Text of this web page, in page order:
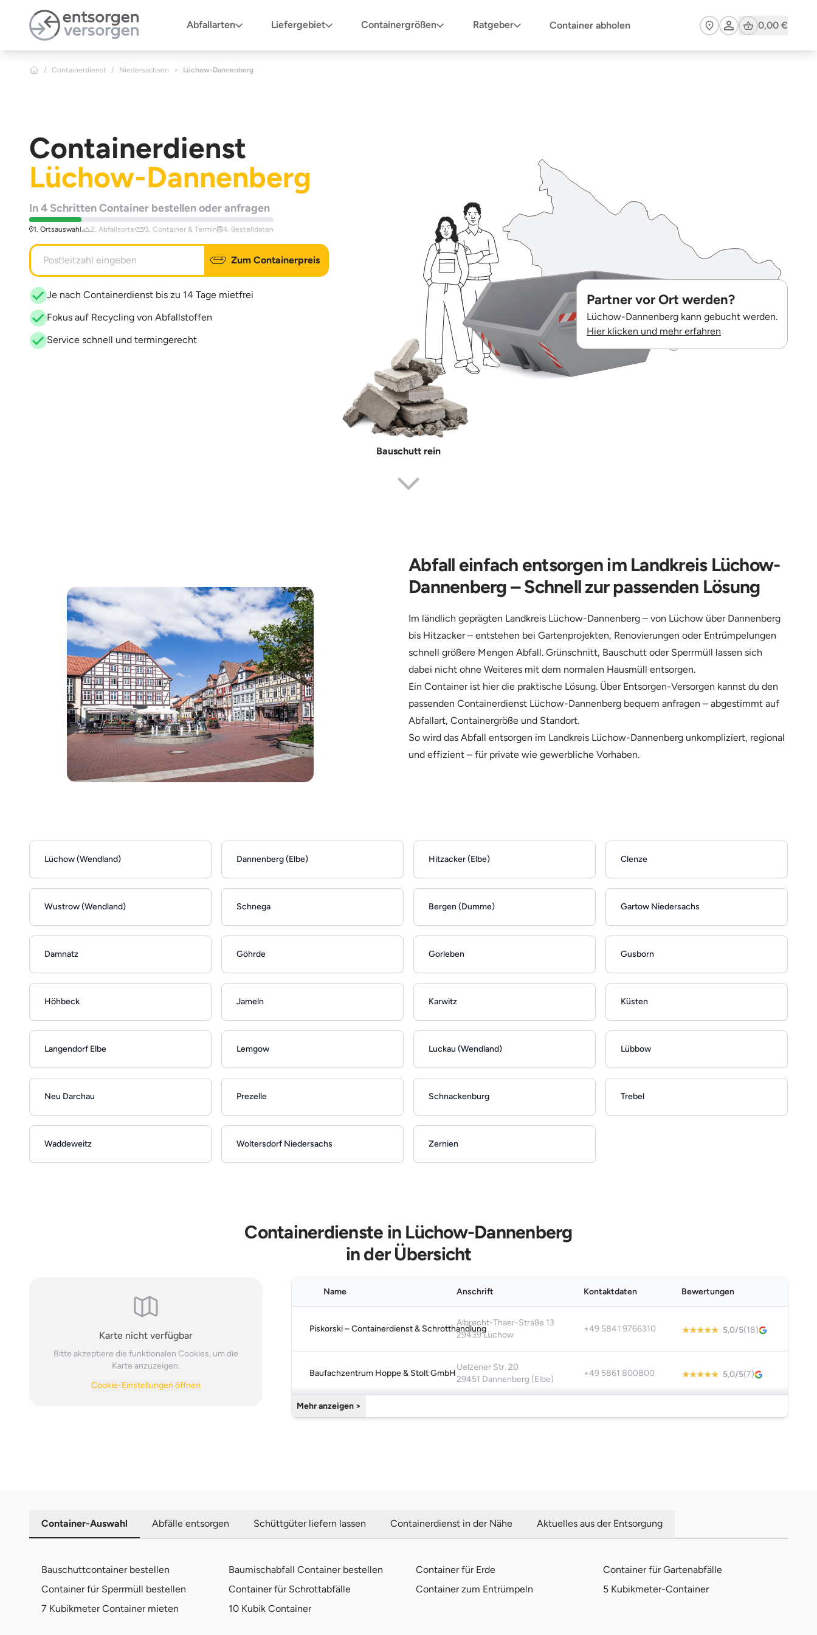
Abfallarten
Liefergebiet Containergrößen Ratgeber Container abholen Cart0,00 €
/ Containerdienst / Niedersachsen > Lüchow-Dannenberg
Containerdienst
Lüchow-Dannenberg
In 4 Schritten Container bestellen oder anfragen
1. Ortsauswahl 2. Abfallsorte 3. Container & Termin 4. Bestelldaten
Zum Containerpreis
Je nach Containerdienst bis zu 14 Tage mietfrei
Fokus auf Recycling von Abfallstoffen
Service schnell und termingerecht
Partner vor Ort werden?
Lüchow-Dannenberg kann gebucht werden.
Hier klicken und mehr erfahren
Bauschutt rein
Abfall einfach entsorgen im Landkreis Lüchow-
Dannenberg – Schnell zur passenden Lösung
Im ländlich geprägten Landkreis Lüchow-Dannenberg – von Lüchow über Dannenberg
bis Hitzacker – entstehen bei Gartenprojekten, Renovierungen oder Entrümpelungen
schnell größere Mengen Abfall. Grünschnitt, Bauschutt oder Sperrmüll lassen sich
dabei nicht ohne Weiteres mit dem normalen Hausmüll entsorgen.
Ein Container ist hier die praktische Lösung. Über Entsorgen-Versorgen kannst du den
passenden Containerdienst Lüchow-Dannenberg bequem anfragen – abgestimmt auf
Abfallart, Containergröße und Standort.
So wird das Abfall entsorgen im Landkreis Lüchow-Dannenberg unkompliziert, regional
und effizient – für private wie gewerbliche Vorhaben.
Lüchow (Wendland) Dannenberg (Elbe) Hitzacker (Elbe) Clenze
Wustrow (Wendland) Schnega Bergen (Dumme) Gartow Niedersachs
Damnatz Göhrde Gorleben Gusborn
Höhbeck Jameln Karwitz Küsten
Langendorf Elbe Lemgow Luckau (Wendland) Lübbow
Neu Darchau Prezelle Schnackenburg Trebel
Waddeweitz Woltersdorf Niedersachs Zernien
Containerdienste in Lüchow-Dannenberg
in der Übersicht
Karte nicht verfügbar
Bitte akzeptiere die funktionalen Cookies, um die
Karte anzuzeigen.
Cookie-Einstellungen öffnen
Hinweis: Es handelt sich um allgemeine, online einsehbare
Branchendaten. Falls Sie Ihren Eintrag auf unserer Seite nicht
Name Anschrift Kontaktdaten Bewertungen
Piskorski – Containerdienst & Schrotthandlung
Albrecht-Thaer-Straße 13
29439 Lüchow
+49 5841 9766310 5,0/5(18)
Baufachzentrum Hoppe & Stolt GmbH
Uelzener Str. 20
29451 Dannenberg (Elbe)
+49 5861 800800 5,0/5(7)
Mehr anzeigen >
Container-Auswahl Abfälle entsorgen Schüttgüter liefern lassen Containerdienst in der Nähe Aktuelles aus der Entsorgung
Bauschuttcontainer bestellen Baumischabfall Container bestellen Container für Erde
Container für Gartenabfälle
Container für Sperrmüll bestellen
Container für Schrottabfälle Container zum Entrümpeln
5 Kubikmeter-Container
7 Kubikmeter Container mieten
10 Kubik Container